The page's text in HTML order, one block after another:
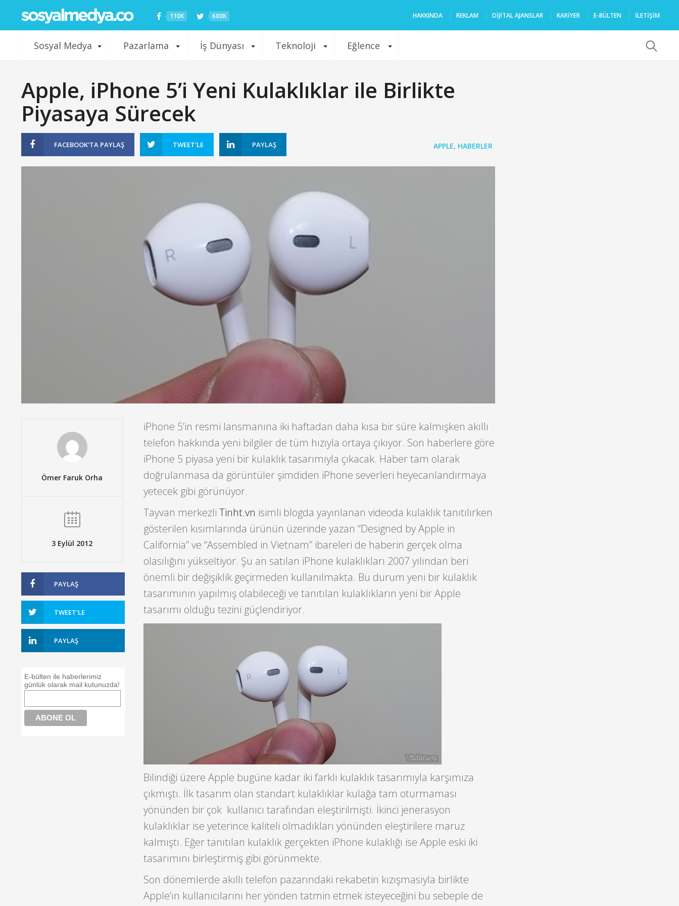
110K 600K HAKKINDA REKLAM DIJITAL AJANSLAR KARIYER E-BÜLTEN İLETİŞİM
Sosyal Medya Pazarlama İş Dünyası Teknoloji Eğlence
Apple, iPhone 5’i Yeni Kulaklıklar ile Birlikte
Piyasaya Sürecek
FACEBOOK'TA PAYLAŞ TWEET'LE PAYLAŞ APPLE, HABERLER
Ömer Faruk Orha
3 Eylül 2012
PAYLAŞ
TWEET'LE
PAYLAŞ
E-bülten ile haberlerimiz
günlük olarak mail kutunuzda!
iPhone 5’in resmi lansmanına iki haftadan daha kısa bir süre kalmışken akıllı
telefon hakkında yeni bilgiler de tüm hızıyla ortaya çıkıyor. Son haberlere göre
iPhone 5 piyasa yeni bir kulaklık tasarımıyla çıkacak. Haber tam olarak
doğrulanmasa da görüntüler şimdiden iPhone severleri heyecanlandırmaya
yetecek gibi görünüyor.
Tayvan merkezli Tinht.vn isimli blogda yayınlanan videoda kulaklık tanıtılırken
gösterilen kısımlarında ürünün üzerinde yazan “Designed by Apple in
California” ve “Assembled in Vietnam” ibareleri de haberin gerçek olma
olasılığını yükseltiyor. Şu an satılan iPhone kulaklıkları 2007 yılından beri
önemli bir değişiklik geçirmeden kullanılmakta. Bu durum yeni bir kulaklık
tasarımının yapılmış olabileceği ve tanıtılan kulaklıkların yeni bir Apple
tasarımı olduğu tezini güçlendiriyor.
Bilindiği üzere Apple bugüne kadar iki farklı kulaklık tasarımıyla karşımıza
çıkmıştı. İlk tasarım olan standart kulaklıklar kulağa tam oturmaması
yönünden bir çok kullanıcı tarafından eleştirilmişti. İkinci jenerasyon
kulaklıklar ise yeterince kaliteli olmadıkları yönünden eleştirilere maruz
kalmıştı. Eğer tanıtılan kulaklık gerçekten iPhone kulaklığı ise Apple eski iki
tasarımını birleştirmiş gibi görünmekte.
Son dönemlerde akıllı telefon pazarındaki rekabetin kızışmasıyla birlikte
Apple’ın kullanıcılarını her yönden tatmin etmek isteyeceğini bu sebeple de